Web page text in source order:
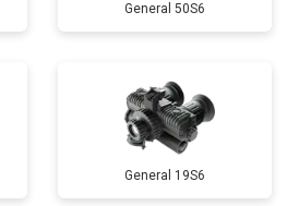
General 50S6
General 19S6